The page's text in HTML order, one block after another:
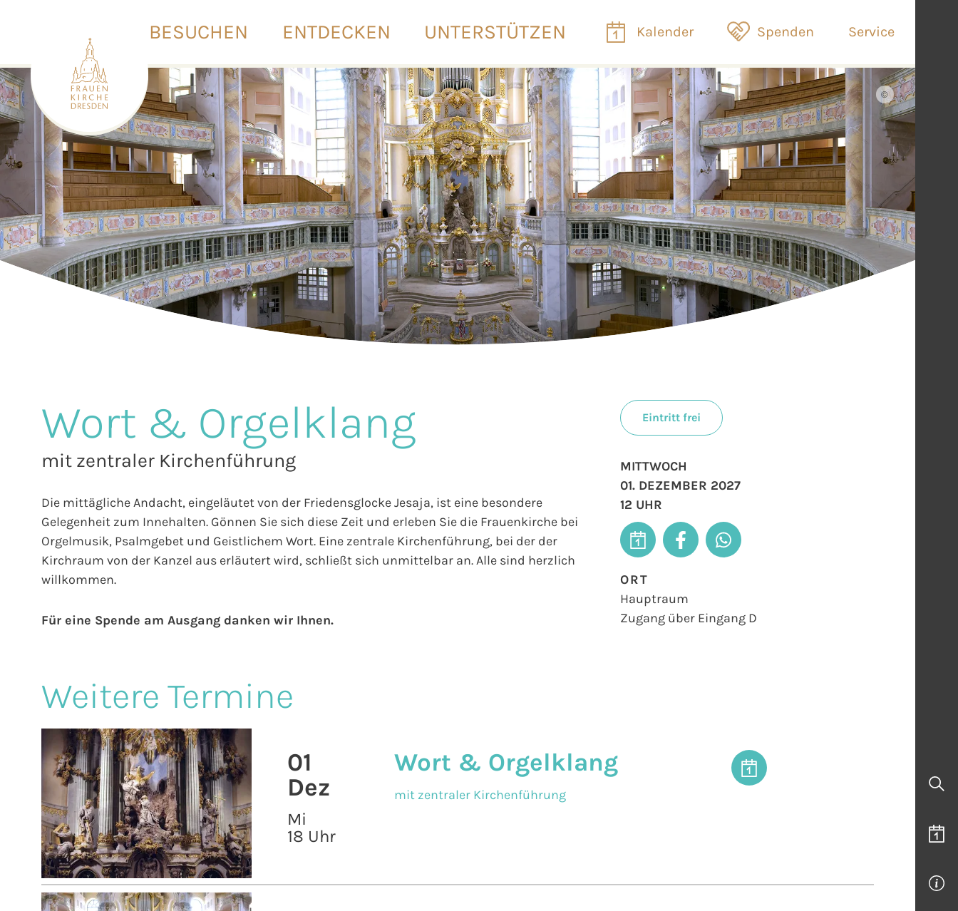
BESUCHEN ENTDECKEN UNTERSTÜTZEN Kalender Spenden Service
©
Wort & Orgelklang
mit zentraler Kirchenführung
Die mittägliche Andacht, eingeläutet von der Friedensglocke Jesaja, ist eine besondere
Gelegenheit zum Innehalten. Gönnen Sie sich diese Zeit und erleben Sie die Frauenkirche bei
Orgelmusik, Psalmgebet und Geistlichem Wort. Eine zentrale Kirchenführung, bei der der
Kirchraum von der Kanzel aus erläutert wird, schließt sich unmittelbar an. Alle sind herzlich
willkommen.
Für eine Spende am Ausgang danken wir Ihnen.
Eintritt frei
MITTWOCH
01. DEZEMBER 2027
12 UHR
ORT
Hauptraum
Zugang über Eingang D
Weitere Termine
01
Dez
Mi
18 Uhr
Wort & Orgelklang
mit zentraler Kirchenführung